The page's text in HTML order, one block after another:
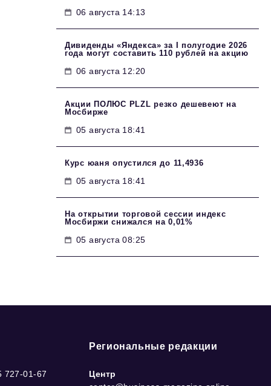
06 августа 14:13
Дивиденды «Яндекса» за I полугодие 2026
года могут составить 110 рублей на акцию
06 августа 12:20
Акции ПОЛЮС PLZL резко дешевеют на
Мосбирже
05 августа 18:41
Курс юаня опустился до 11,4936
05 августа 18:41
На открытии торговой сессии индекс
Мосбиржи снижался на 0,01%
05 августа 08:25
727-01-67
Региональные редакции
Центр